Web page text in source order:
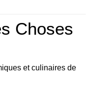
Choses
et culinaires de